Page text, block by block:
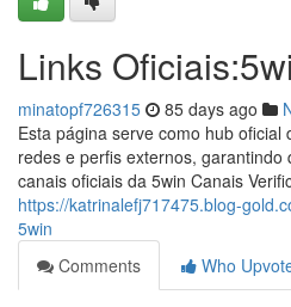
Links
minatopf726315 85 days ago
Esta página serve como hub oficial
redes e perfis externos,
canais oficiais da 5win Canais
https://katrinalefj717475.blog-
5win
Comments
Who